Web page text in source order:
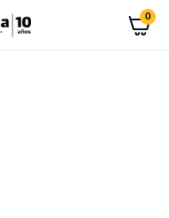
0